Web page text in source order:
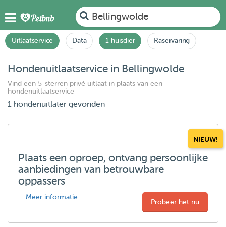
Bellingwolde
Uitlaatservice Data 1 huisdier Raservaring
Hondenuitlaatservice in Bellingwolde
Vind een 5-sterren privé uitlaat in plaats van een
hondenuitlaatservice
1 hondenuitlater gevonden
NIEUW!
Plaats een oproep, ontvang persoonlijke
aanbiedingen van betrouwbare
oppassers
Meer informatie
Probeer het nu